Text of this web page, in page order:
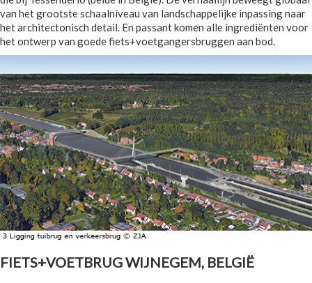
van het grootste schaalniveau van landschappelijke inpassing naar
het architectonisch detail. En passant komen alle ingrediënten voor
het ontwerp van goede fiets+voetgangersbruggen aan bod.
FIETS+VOETBRUG WIJNEGEM, BELGIË